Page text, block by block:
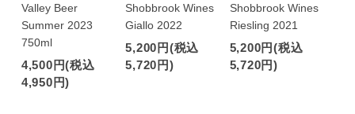
Valley Beer
Summer 2023
750ml
4,500円(税込
4,950円)
Shobbrook Wines
Giallo 2022
5,200円(税込
5,720円)
Shobbrook Wines
Riesling 2021
5,200円(税込
5,720円)